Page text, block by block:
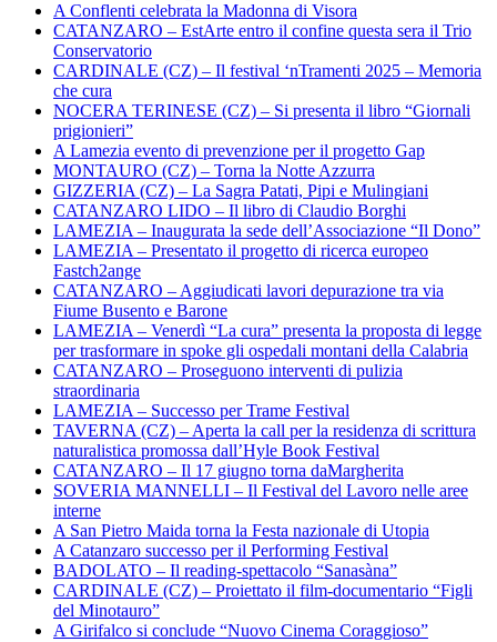
A Conflenti celebrata la Madonna di Visora
CATANZARO – EstArte entro il confine questa sera il Trio
Conservatorio
CARDINALE (CZ) – Il festival ‘nTramenti 2025 – Memoria
che cura
NOCERA TERINESE (CZ) – Si presenta il libro “Giornali
prigionieri”
A Lamezia evento di prevenzione per il progetto Gap
MONTAURO (CZ) – Torna la Notte Azzurra
GIZZERIA (CZ) – La Sagra Patati, Pipi e Mulingiani
CATANZARO LIDO – Il libro di Claudio Borghi
LAMEZIA – Inaugurata la sede dell’Associazione “Il Dono”
LAMEZIA – Presentato il progetto di ricerca europeo
Fastch2ange
CATANZARO – Aggiudicati lavori depurazione tra via
Fiume Busento e Barone
LAMEZIA – Venerdì “La cura” presenta la proposta di legge
per trasformare in spoke gli ospedali montani della Calabria
CATANZARO – Proseguono interventi di pulizia
straordinaria
LAMEZIA – Successo per Trame Festival
TAVERNA (CZ) – Aperta la call per la residenza di scrittura
naturalistica promossa dall’Hyle Book Festival
CATANZARO – Il 17 giugno torna daMargherita
SOVERIA MANNELLI – Il Festival del Lavoro nelle aree
interne
A San Pietro Maida torna la Festa nazionale di Utopia
A Catanzaro successo per il Performing Festival
BADOLATO – Il reading-spettacolo “Sanasàna”
CARDINALE (CZ) – Proiettato il film-documentario “Figli
del Minotauro”
A Girifalco si conclude “Nuovo Cinema Coraggioso”